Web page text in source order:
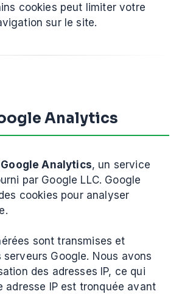
cookies peut limiter votre
sur le site.
Analytics
Google Analytics, un service
par Google LLC. Google
cookies pour analyser
sont transmises et
Google. Nous avons
des adresses IP, ce qui
adresse IP est tronquée avant